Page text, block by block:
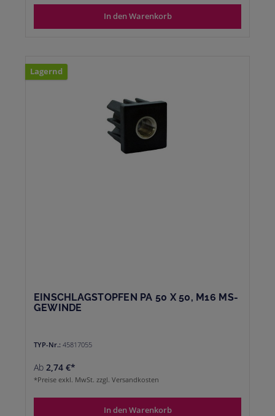
In den Warenkorb
Lagernd
EINSCHLAGSTOPFEN PA 50 X 50, M16 MS-
GEWINDE
TYP-Nr.: 45817055
Ab 2,74 €*
*Preise exkl. MwSt. zzgl. Versandkosten
In den Warenkorb